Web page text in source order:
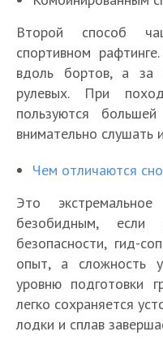
Второй способ
спортивном
вдоль бортов, а
рулевых. При
пользуются
внимательно слушать
Чем отличаются
Это
безобидным, если
безопасности, гид-
опыт, а сложность
уровню подготовки
легко сохраняется
лодки и сплав